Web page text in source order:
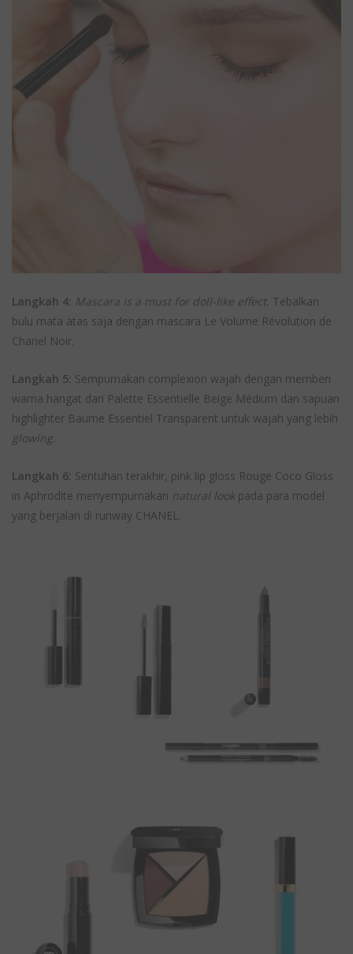
Langkah 4: Mascara is a must for doll-like effect. Tebalkan
bulu mata atas saja dengan mascara Le Volume Révolution de
Chanel Noir.
Langkah 5: Sempurnakan complexion wajah dengan memberi
warna hangat dari Palette Essentielle Beige Médium dan sapuan
highlighter Baume Essentiel Transparent untuk wajah yang lebih
glowing.
Langkah 6: Sentuhan terakhir, pink lip gloss Rouge Coco Gloss
in Aphrodite menyempurnakan natural look pada para model
yang berjalan di runway CHANEL.